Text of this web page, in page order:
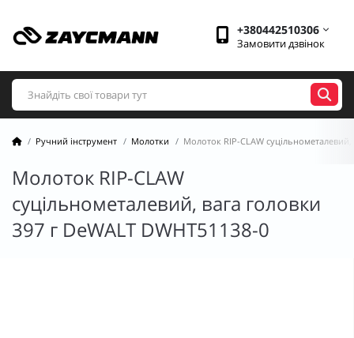
+380442510306
Замовити дзвінок
Ручний інструмент Молотки Молоток RIP-CLAW
Молоток RIP-CLAW
суцільнометалевий, вага головки
397 г DeWALT DWHT51138-0